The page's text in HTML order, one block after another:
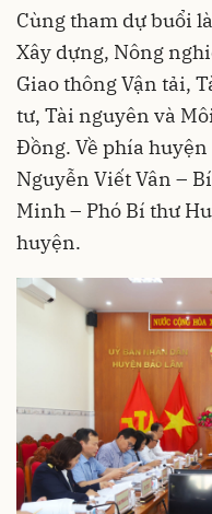
Cùng tham dự buổi
Xây dựng, Nông
Giao thông Vận tải,
tư, Tài nguyên và
Đồng. Về phía huyện
Nguyễn Viết Vân –
Minh – Phó Bí thư
huyện.